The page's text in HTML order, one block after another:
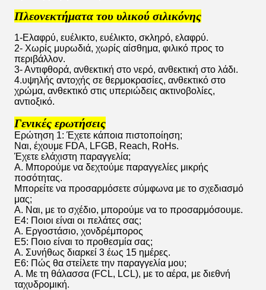
Πλεονεκτήματα του υλικού σιλικόνης
1-Ελαφρύ, ευέλικτο, ευέλικτο, σκληρό, ελαφρύ.
2- Χωρίς μυρωδιά, χωρίς αίσθημα, φιλικό προς το
περιβάλλον.
3- Αντιφθορά, ανθεκτική στο νερό, ανθεκτική στο λάδι.
4.υψηλής αντοχής σε θερμοκρασίες, ανθεκτικό στο
χρώμα, ανθεκτικό στις υπεριώδεις ακτινοβολίες,
αντιοξικό.
Γενικές ερωτήσεις
Ερώτηση 1: Έχετε κάποια πιστοποίηση;
Ναι, έχουμε FDA, LFGB, Reach, RoHs.
Έχετε ελάχιστη παραγγελία;
Α. Μπορούμε να δεχτούμε παραγγελίες μικρής
ποσότητας.
Μπορείτε να προσαρμόσετε σύμφωνα με το σχεδιασμό
μας;
Α. Ναι, με το σχέδιο, μπορούμε να το προσαρμόσουμε.
Ε4: Ποιοι είναι οι πελάτες σας;
Α. Εργοστάσιο, χονδρέμπορος
Ε5: Ποιο είναι το προθεσμία σας;
Α. Συνήθως διαρκεί 3 έως 15 ημέρες.
Ε6: Πώς θα στείλετε την παραγγελία μου;
Α. Με τη θάλασσα (FCL, LCL), με το αέρα, με διεθνή
ταχυδρομική.